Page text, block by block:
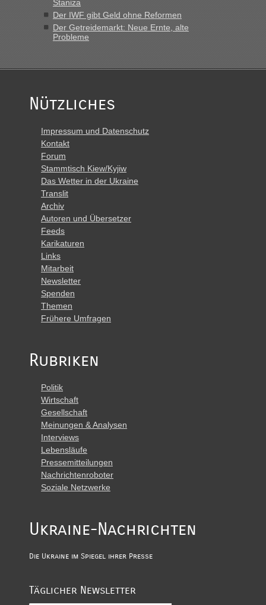
Staniza
Der IWF gibt Geld ohne Reformen
Der Getreidemarkt: Neue Ernte, alte
Probleme
Nützliches
Impressum und Datenschutz
Kontakt
Forum
Stammtisch Kiew/Kyjiw
Das Wetter in der Ukraine
Translit
Archiv
Autoren und Übersetzer
Feeds
Karikaturen
Links
Mitarbeit
Newsletter
Spenden
Themen
Frühere Umfragen
Rubriken
Politik
Wirtschaft
Gesellschaft
Meinungen & Analysen
Interviews
Lebensläufe
Pressemitteilungen
Nachrichtenroboter
Soziale Netzwerke
Ukraine-Nachrichten
Die Ukraine im Spiegel ihrer Presse
Täglicher Newsletter